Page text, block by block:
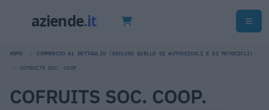
HOME COMMERCIO AL DETTAGLIO (ESCLUSO QUELLO DI AUTOVEICOLI E DI MOTOCICLI)
COFRUITS SOC. COOP.
COFRUITS SOC. COOP.